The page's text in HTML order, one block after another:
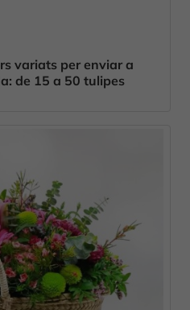
variats per enviar a
de 15 a 50 tulipes